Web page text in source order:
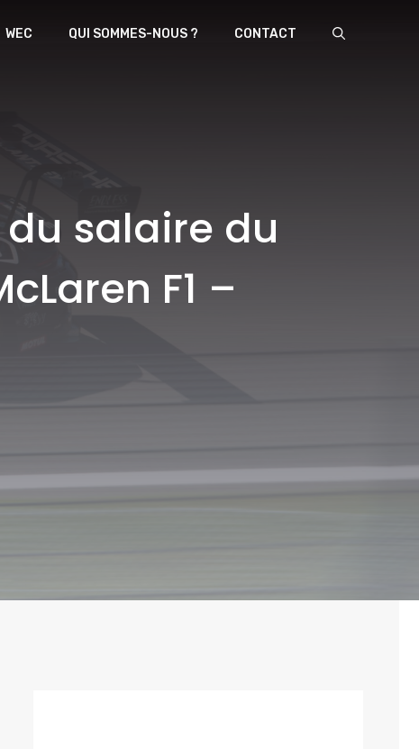
WEC QUI SOMMES-NOUS ? CONTACT
salaire du
F1 –